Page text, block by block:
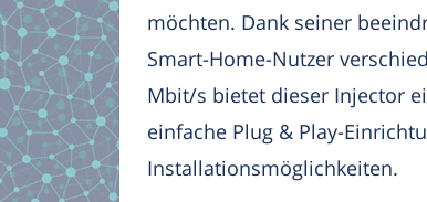
möchten. Dank seiner
Smart-Home-Nutzer
Mbit/s bietet dieser Injector
einfache Plug & Play-
Installationsmöglichkeiten.